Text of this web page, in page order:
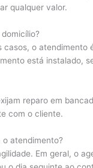
qualquer valor.
casos, o atendimento
está instalado,
reparo em
com o cliente.
o atendimento?
Em geral, o